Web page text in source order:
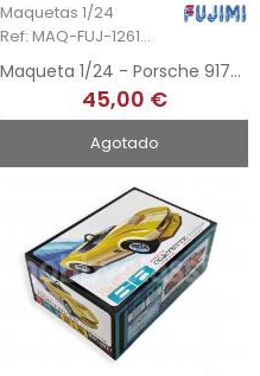
Maquetas 1/24
Ref: MAQ-FUJ-126135
Maqueta 1/24 - Porsche 917K - Le Mans 1970
45,00 €
Agotado